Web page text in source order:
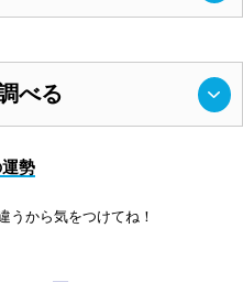
べる
勢
うから気をつけてね！